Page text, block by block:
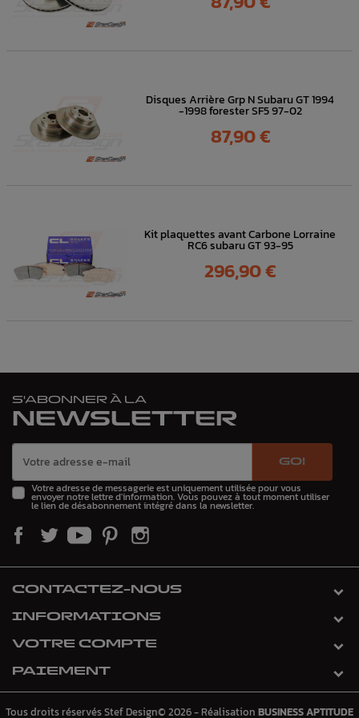
Disques Arrière Grp N Subaru GT 1994
-1998 forester SF5 97-02
Prix
87,90 €
Kit plaquettes avant Carbone Lorraine
RC6 subaru GT 93-95
Prix
296,90 €
S'ABONNER À LA
NEWSLETTER
GO!
Votre adresse de messagerie est uniquement utilisée pour vous
envoyer notre lettre d'information. Vous pouvez à tout moment utiliser
le lien de désabonnement intégré dans la newsletter.
CONTACTEZ-NOUS
INFORMATIONS
VOTRE COMPTE
PAIEMENT
Tous droits réservés Stef Design© 2026 - Réalisation BUSINESS APTITUDE